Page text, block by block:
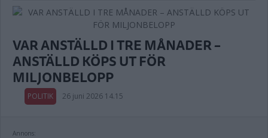
VAR ANSTÄLLD I TRE MÅNADER –
ANSTÄLLD KÖPS UT FÖR
MILJONBELOPP
POLITIK 26 juni 2026 14.15
Annons: